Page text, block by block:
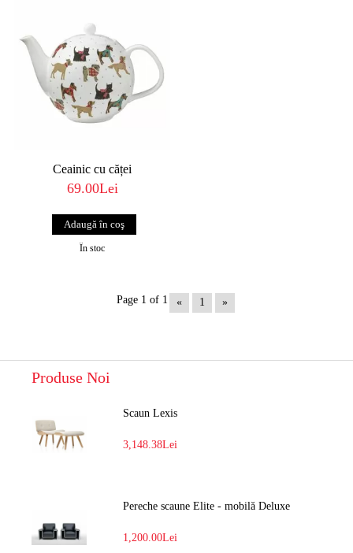
Ceainic cu căței
69.00Lei
În stoc
Page 1 of 1 « 1 »
Produse Noi
Scaun Lexis
3,148.38Lei
Pereche scaune Elite - mobilă Deluxe
1,200.00Lei